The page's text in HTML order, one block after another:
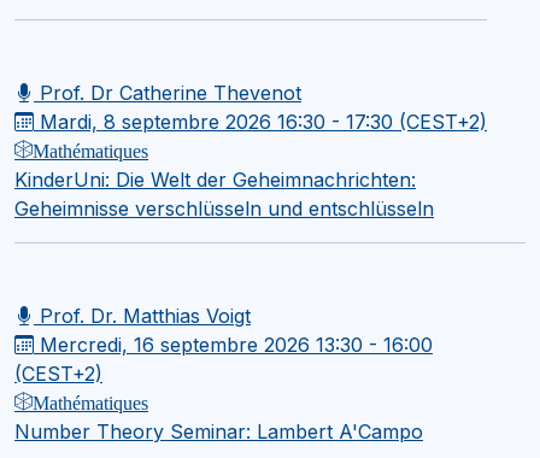
Prof. Dr Catherine Thevenot
Mardi, 8 septembre 2026 16:30 - 17:30 (CEST+2)
Mathématiques
KinderUni: Die Welt der Geheimnachrichten:
Geheimnisse verschlüsseln und entschlüsseln
Prof. Dr. Matthias Voigt
Mercredi, 16 septembre 2026 13:30 - 16:00
(CEST+2)
Mathématiques
Number Theory Seminar: Lambert A'Campo